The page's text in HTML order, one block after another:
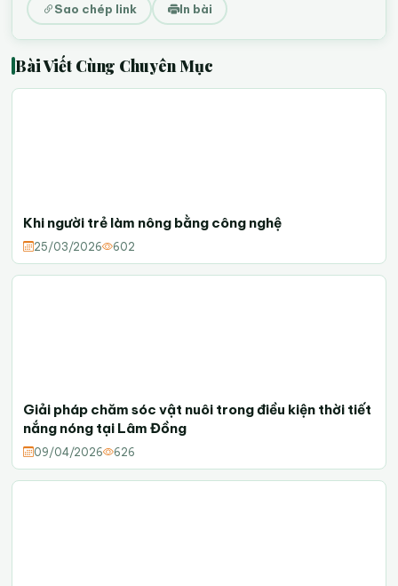
Sao chép link In bài
Bài Viết Cùng Chuyên Mục
Khi người trẻ làm nông bằng công nghệ
25/03/2026 602
Giải pháp chăm sóc vật nuôi trong điều kiện thời tiết
nắng nóng tại Lâm Đồng
09/04/2026 626